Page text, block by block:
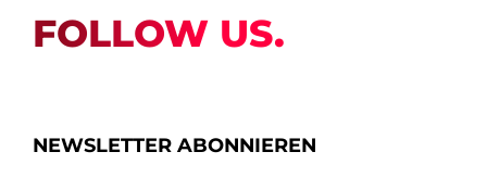
FOLLOW US.
NEWSLETTER ABONNIEREN